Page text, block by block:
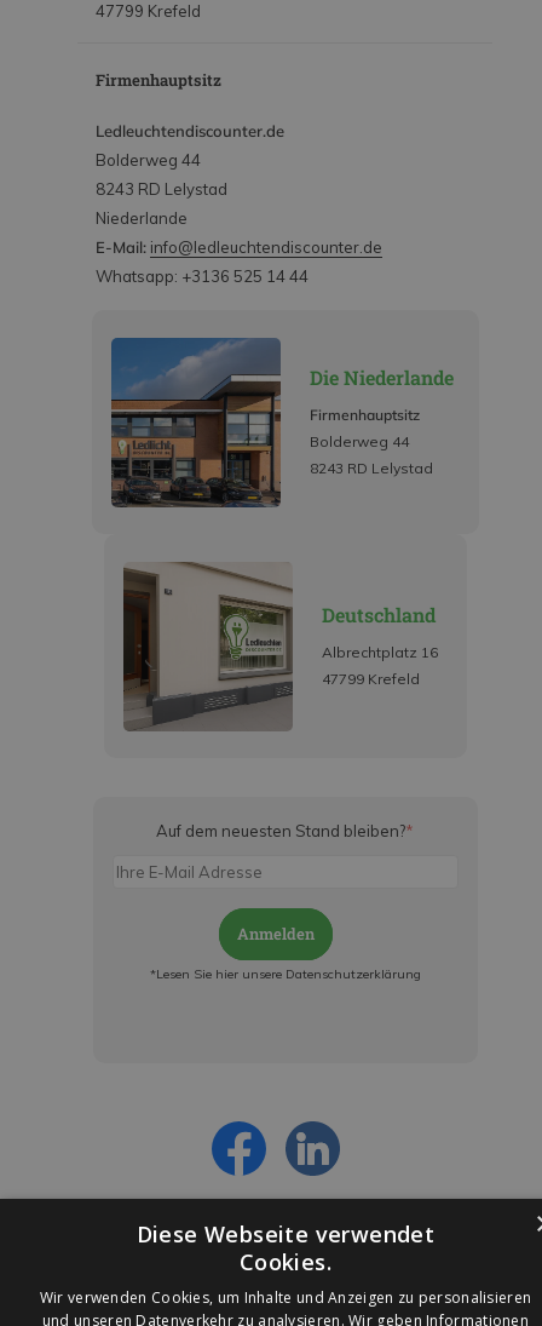
47799 Krefeld
Firmenhauptsitz
Ledleuchtendiscounter.de
Bolderweg 44
8243 RD Lelystad
Niederlande
E-Mail: info@ledleuchtendiscounter.de
Whatsapp: +3136 525 14 44
Die Niederlande
Firmenhauptsitz
Bolderweg 44
8243 RD Lelystad
Deutschland
Albrechtplatz 16
47799 Krefeld
Auf dem neuesten Stand bleiben?*
Anmelden
*Lesen Sie hier unsere Datenschutzerklärung
Diese Webseite verwendet
Cookies.
Wir verwenden Cookies, um Inhalte und Anzeigen zu personalisieren
und unseren Datenverkehr zu analysieren. Wir geben Informationen